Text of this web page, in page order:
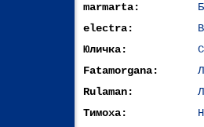
marmarta:
electra:
Юличка:
Fatamorgana:
Rulaman:
Тимоха: